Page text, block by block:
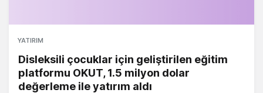
YATIRIM
Disleksili çocuklar için geliştirilen eğitim
platformu OKUT, 1.5 milyon dolar
değerleme ile yatırım aldı